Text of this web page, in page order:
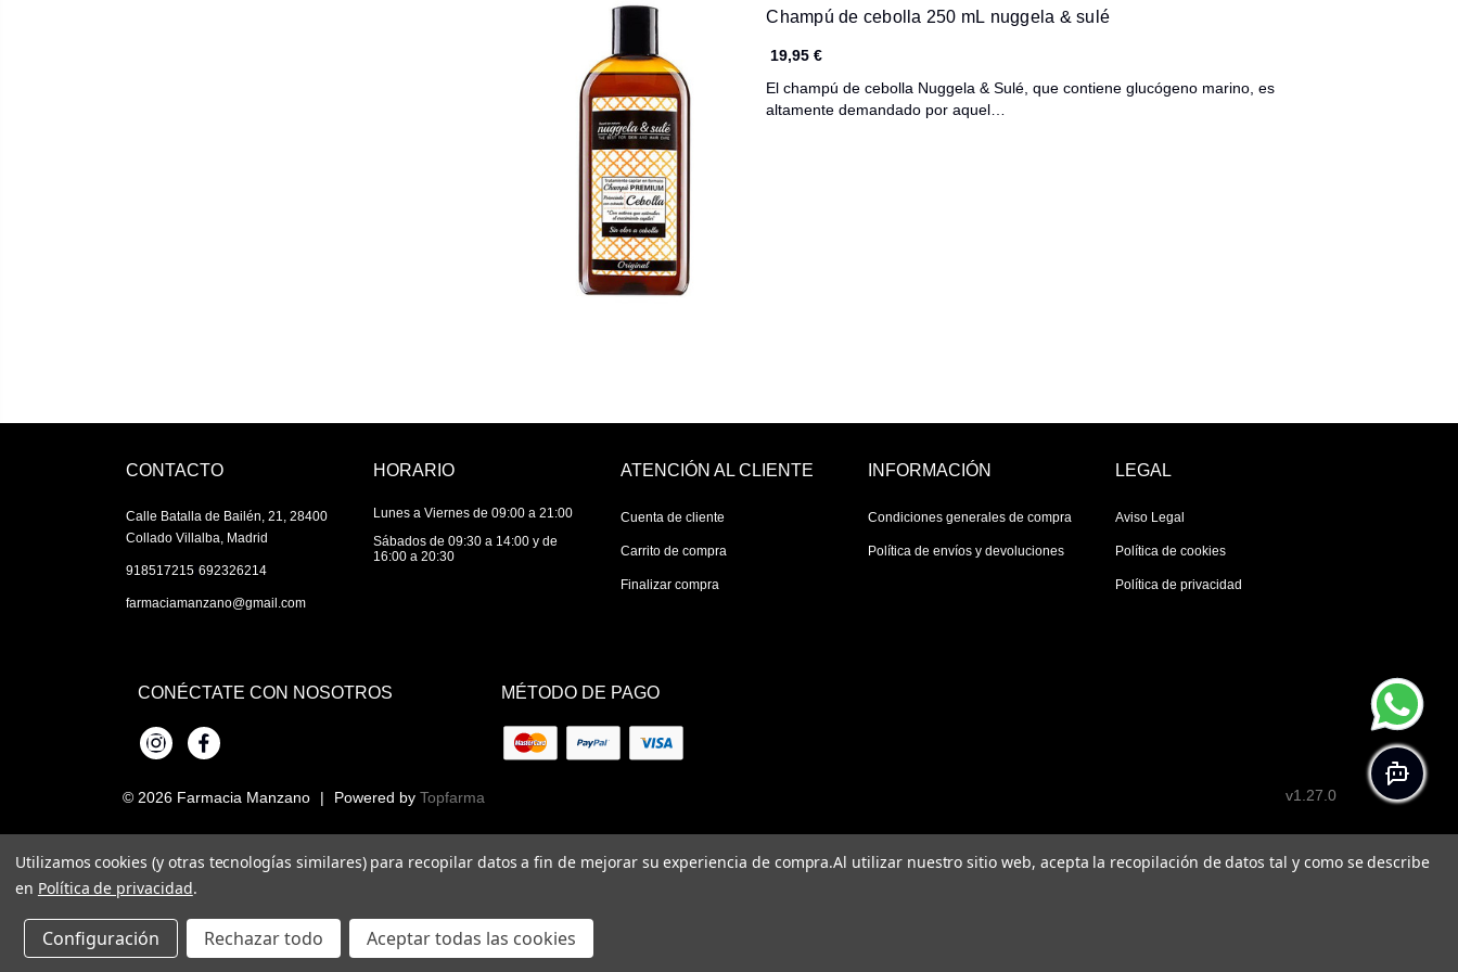
Champú de cebolla 250 mL nuggela & sulé
19,95 €
El champú de cebolla Nuggela & Sulé, que contiene glucógeno marino, es
altamente demandado por aquel…
CONTACTO
Calle Batalla de Bailén, 21, 28400
Collado Villalba, Madrid
918517215 692326214
farmaciamanzano@gmail.com
HORARIO
Lunes a Viernes de 09:00 a 21:00
Sábados de 09:30 a 14:00 y de
16:00 a 20:30
ATENCIÓN AL CLIENTE
Cuenta de cliente
Carrito de compra
Finalizar compra
INFORMACIÓN
Condiciones generales de compra
Política de envíos y devoluciones
LEGAL
Aviso Legal
Política de cookies
Política de privacidad
CONÉCTATE CON NOSOTROS
InstagramFacebook
MÉTODO DE PAGO
© 2026 Farmacia Manzano | Powered by Topfarma v1.27.0
Utilizamos cookies (y otras tecnologías similares) para recopilar datos a fin de mejorar su experiencia de compra.Al utilizar nuestro sitio web, acepta la recopilación de datos tal y como se describe
en Política de privacidad.
Configuración Rechazar todo Aceptar todas las cookies